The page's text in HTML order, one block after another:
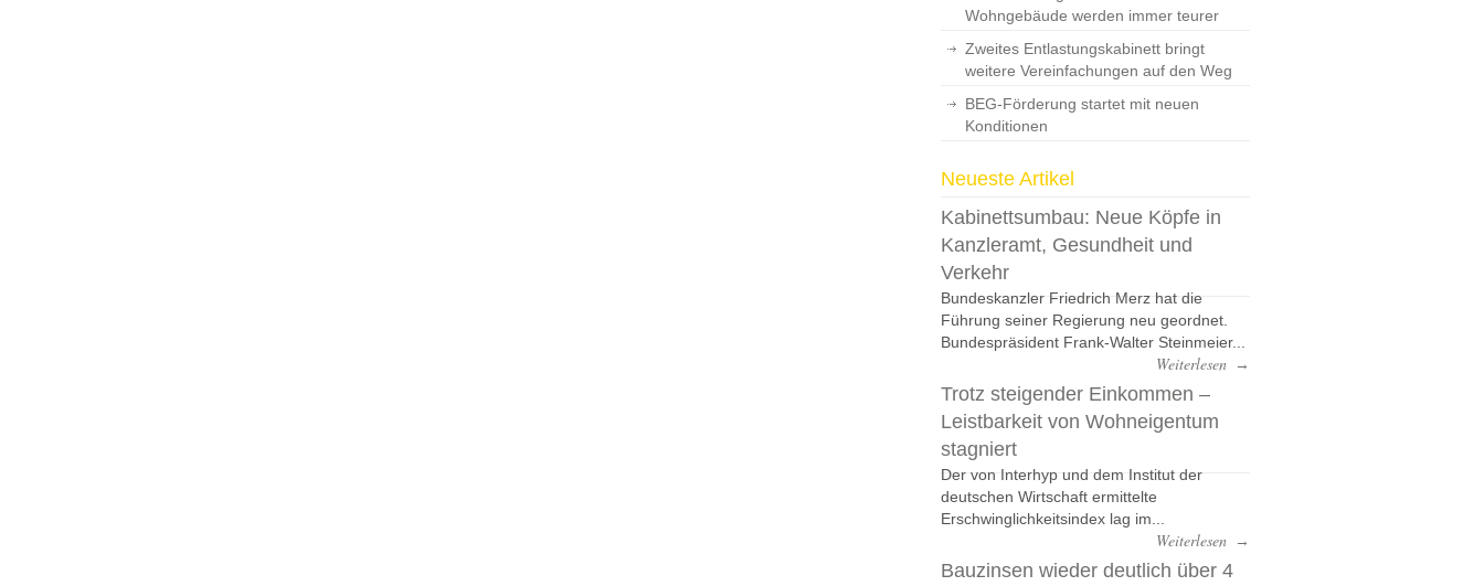
Wohngebäude werden immer teurer
Zweites Entlastungskabinett bringt
weitere Vereinfachungen auf den Weg
BEG-Förderung startet mit neuen
Konditionen
Neueste Artikel
Kabinettsumbau: Neue Köpfe in
Kanzleramt, Gesundheit und
Verkehr
Bundeskanzler Friedrich Merz hat die
Führung seiner Regierung neu geordnet.
Bundespräsident Frank-Walter Steinmeier...
Weiterlesen →
Trotz steigender Einkommen –
Leistbarkeit von Wohneigentum
stagniert
Der von Interhyp und dem Institut der
deutschen Wirtschaft ermittelte
Erschwinglichkeitsindex lag im...
Weiterlesen →
Bauzinsen wieder deutlich über 4